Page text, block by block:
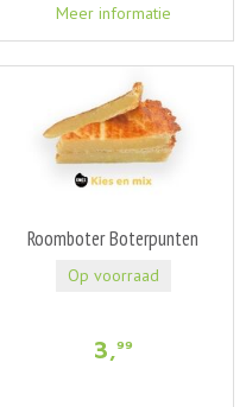
Meer informatie
Roomboter Boterpunten
3,99
Op voorraad